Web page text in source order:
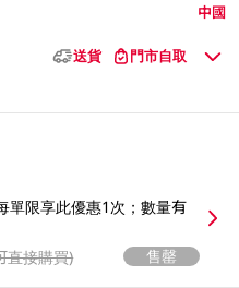
中國
送貨 門市自取
單限享此優惠1次；數量有
直接購買) 售罄